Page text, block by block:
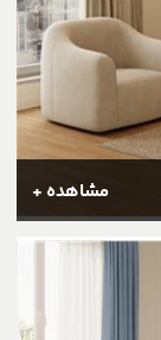
مشاهده +